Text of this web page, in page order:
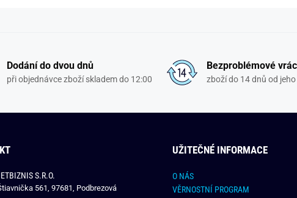
Dodání do dvou dnů
při objednávce zboží skladem do 12:00
Bezproblémové
zboží do 14 dnů od
S.R.O.
561, 97681, Podbrezová
UŽITEČNÉ INFORMACE
O NÁS
VĚRNOSTNÍ PROGRAM